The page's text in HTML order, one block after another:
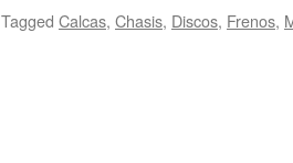
Tagged Calcas, Chasis, Discos, Frenos,